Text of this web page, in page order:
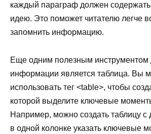
каждый параграф должен
идею. Это поможет читателю легче
запомнить информацию.
Еще одним полезным инструментом
информации является таблица. Вы
использовать тег <table>, чтобы
которой выделите ключевые
Например, можно создать таблицу с
в одной колонке указать ключевые